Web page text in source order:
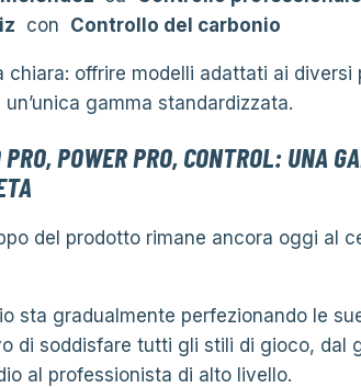
con Controllo del carbonio
chiara: offrire modelli adattati ai diversi
gamma standardizzata.
POWER PRO, CONTROL: UNA
del prodotto rimane ancora oggi al
sta gradualmente perfezionando le
di soddisfare tutti gli stili di gioco, dal
al professionista di alto livello.